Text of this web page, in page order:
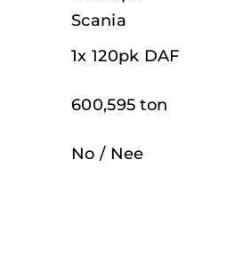
Scania
1x 120pk DAF
600,595 ton
No / Nee